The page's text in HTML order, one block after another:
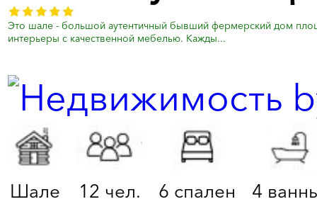
Это шале - большой аутентичный бывший фермерский дом
интерьеры с качественной мебелью. Кажды...
Шале 12 чел. 6 спален 4